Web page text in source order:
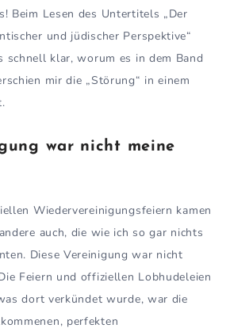
Beim Lesen des Untertitels „Der
und jüdischer Perspektive“
schnell klar, worum es in dem Band
mir die „Störung“ in einem
war nicht meine
Wiedervereinigungsfeiern kamen
auch, die wie ich so gar nichts
Diese Vereinigung war nicht
Feiern und offiziellen Lobhudeleien
dort verkündet wurde, war die
perfekten